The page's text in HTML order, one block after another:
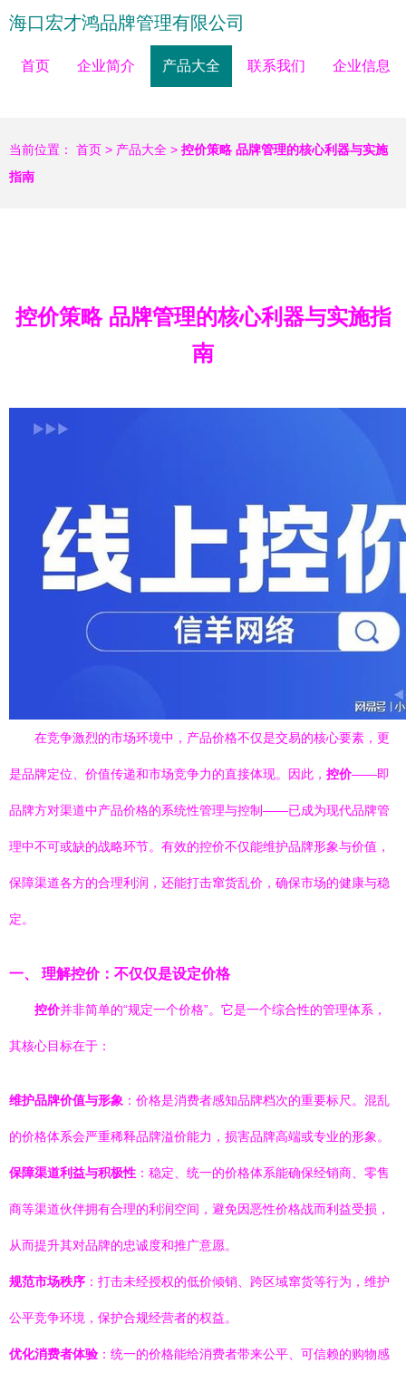
海口宏才鸿品牌管理有限公司
首页 企业简介 产品大全 联系我们 企业信息
当前位置： 首页 > 产品大全 > 控价策略 品牌管理的核心利器与实施
指南
控价策略 品牌管理的核心利器与实施指
南
在竞争激烈的市场环境中，产品价格不仅是交易的核心要素，更
是品牌定位、价值传递和市场竞争力的直接体现。因此， 控价——即
品牌方对渠道中产品价格的系统性管理与控制——已成为现代品牌管
理中不可或缺的战略环节。有效的控价不仅能维护品牌形象与价值，
保障渠道各方的合理利润，还能打击窜货乱价，确保市场的健康与稳
定。
一、 理解控价：不仅仅是设定价格
控价并非简单的“规定一个价格”。它是一个综合性的管理体系，
其核心目标在于：
维护品牌价值与形象 ：价格是消费者感知品牌档次的重要标尺。混乱
的价格体系会严重稀释品牌溢价能力，损害品牌高端或专业的形象。
保障渠道利益与积极性 ：稳定、统一的价格体系能确保经销商、零售
商等渠道伙伴拥有合理的利润空间，避免因恶性价格战而利益受损，
从而提升其对品牌的忠诚度和推广意愿。
规范市场秩序 ：打击未经授权的低价倾销、跨区域窜货等行为，维护
公平竞争环境，保护合规经营者的权益。
优化消费者体验 ：统一的价格能给消费者带来公平、可信赖的购物感